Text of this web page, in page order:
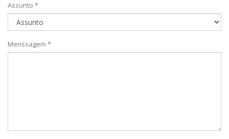
Assunto *
Menssagem *